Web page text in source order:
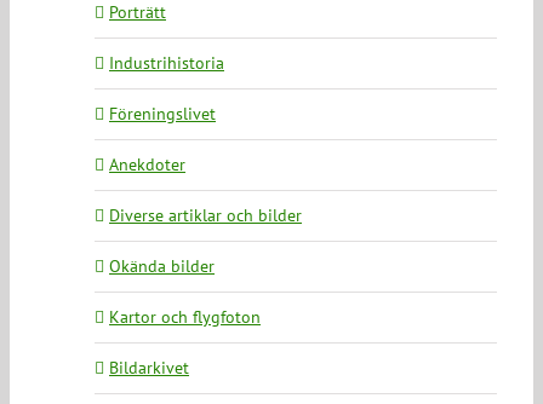
Porträtt
Industrihistoria
Föreningslivet
Anekdoter
Diverse artiklar och bilder
Okända bilder
Kartor och flygfoton
Bildarkivet